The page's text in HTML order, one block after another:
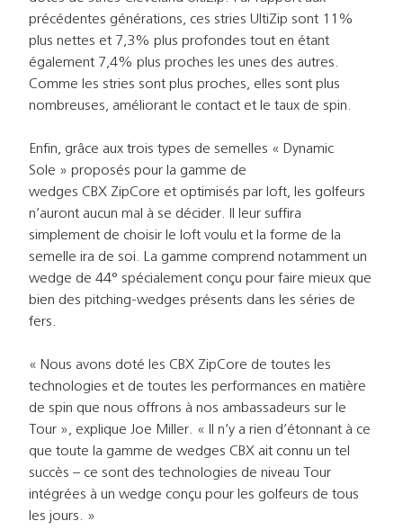
précédentes générations, ces stries UltiZip sont 11%
plus nettes et 7,3% plus profondes tout en étant
également 7,4% plus proches les unes des autres.
Comme les stries sont plus proches, elles sont plus
nombreuses, améliorant le contact et le taux de spin.
Enfin, grâce aux trois types de semelles « Dynamic
Sole » proposés pour la gamme de
wedges CBX ZipCore et optimisés par loft, les golfeurs
n’auront aucun mal à se décider. Il leur suffira
simplement de choisir le loft voulu et la forme de la
semelle ira de soi. La gamme comprend notamment un
wedge de 44° spécialement conçu pour faire mieux que
bien des pitching-wedges présents dans les séries de
fers.
« Nous avons doté les CBX ZipCore de toutes les
technologies et de toutes les performances en matière
de spin que nous offrons à nos ambassadeurs sur le
Tour », explique Joe Miller. « Il n’y a rien d’étonnant à ce
que toute la gamme de wedges CBX ait connu un tel
succès – ce sont des technologies de niveau Tour
intégrées à un wedge conçu pour les golfeurs de tous
les jours. »